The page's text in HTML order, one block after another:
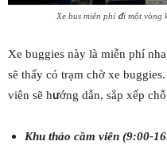
Xe bus miễn phí đi một
Xe buggies này là miễn phí
sẽ thấy có trạm chờ xe
viên sẽ hướng dẫn, sắp xếp
Khu thảo cầm viên (9:00-